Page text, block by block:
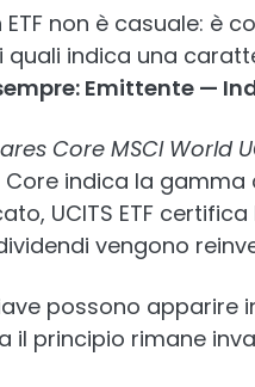
ETF non è casuale: è
quali indica una
Emittente —
Core MSCI World
Core indica la
UCITS ETF
vengono
possono apparire
il principio rimane